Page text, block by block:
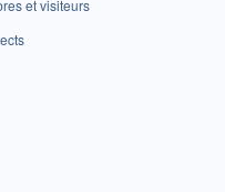
et visiteurs